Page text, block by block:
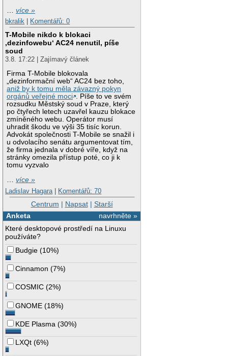
…více »
bkralik
Komentářů: 0
T-Mobile nikdo k blokaci
‚dezinfowebu‘ AC24 nenutil, píše
soud
3.8. 17:22 | Zajímavý článek
Firma T-Mobile blokovala
„dezinformační web“ AC24 bez toho,
aniž by k tomu měla závazný pokyn
orgánů veřejné moci . Píše to ve svém
rozsudku Městský soud v Praze, který
po čtyřech letech uzavřel kauzu blokace
zmíněného webu. Operátor musí
uhradit škodu ve výši 35 tisíc korun.
Advokát společnosti T-Mobile se snažil i
u odvolacího senátu argumentovat tím,
že firma jednala v dobré víře, když na
stránky omezila přístup poté, co ji k
tomu vyzvalo
…více »
Ladislav Hagara | Komentářů: 70
Centrum | Napsat| Starší
navrhněte »
Anketa
Které desktopové prostředí na Linuxu
používáte?
Budgie (10%)
Cinnamon (7%)
COSMIC (2%)
GNOME (18%)
KDE Plasma (30%)
LXQt (6%)